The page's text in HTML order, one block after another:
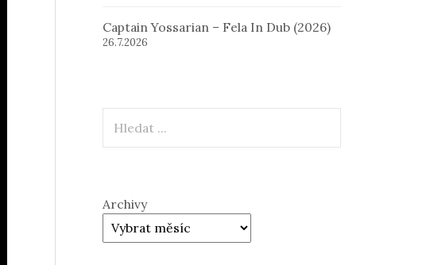
Captain Yossarian – Fela In Dub (2026)
26.7.2026
Archivy